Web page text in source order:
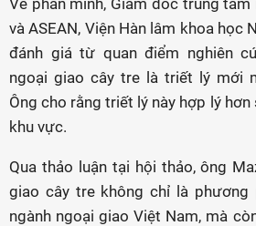
Về phần mình, Giám đốc trung
và ASEAN, Viện Hàn lâm khoa học
đánh giá từ quan điểm nghiên
ngoại giao cây tre là triết lý mới
Ông cho rằng triết lý này hợp lý
khu vực.
Qua thảo luận tại hội thảo, ông
giao cây tre không chỉ là phương
ngành ngoại giao Việt Nam, mà